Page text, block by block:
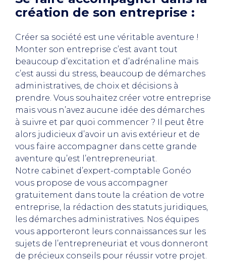
création de son entreprise :
Créer sa société est une véritable aventure !
Monter son entreprise c’est avant tout
beaucoup d’excitation et d’adrénaline mais
c’est aussi du stress, beaucoup de démarches
administratives, de choix et décisions à
prendre. Vous souhaitez créer votre entreprise
mais vous n’avez aucune idée des démarches
à suivre et par quoi commencer ? Il peut être
alors judicieux d’avoir un avis extérieur et de
vous faire accompagner dans cette grande
aventure qu’est l’entrepreneuriat.
Notre cabinet d’expert-comptable Gonéo
vous propose de vous accompagner
gratuitement dans toute la création de votre
entreprise, la rédaction des statuts juridiques,
les démarches administratives. Nos équipes
vous apporteront leurs connaissances sur les
sujets de l’entrepreneuriat et vous donneront
de précieux conseils pour réussir votre projet.